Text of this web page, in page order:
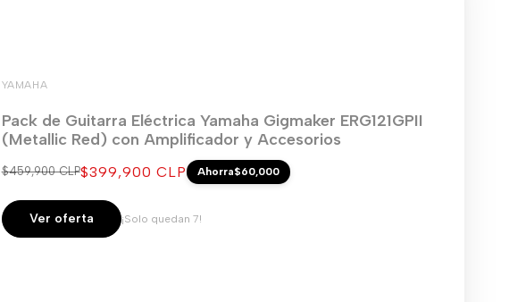
YAMAHA
Pack de Guitarra Eléctrica Yamaha Gigmaker ERG121GPII
(Metallic Red) con Amplificador y Accesorios
Precio
$459,900 CLPPrecio
venta
$399,900 CLP Ahorra$60,000
Ver oferta ¡Solo quedan 7!